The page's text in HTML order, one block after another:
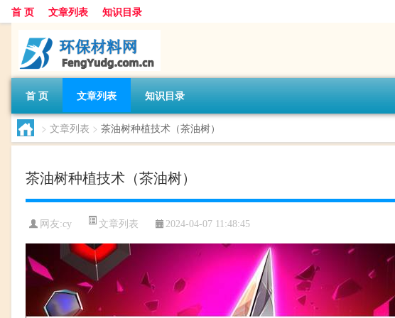
首 页 文章列表 知识目录
首 页 文章列表 知识目录
> 文章列表 > 茶油树种植技术（茶油树）
茶油树种植技术（茶油树）
网友:cy 文章列表 2024-04-07 11:48:45